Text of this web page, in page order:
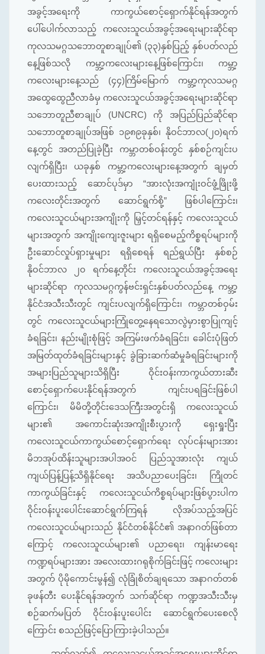
အခွင့်အရေးကို ကာကွယ်စောင့်ရှောက်နိုင်ရန်အတွက်
ပေါ်ပေါက်လာသည့် ကလေးသူငယ်အခွင့်အရေးများဆိုင်ရာ
ကုလသမဂ္ဂသဘောတူစာချုပ်၏ (၃၃)နှစ်ပြည့် နှစ်ပတ်လည်
နေ့ဖြစ်သလို ကမ္ဘာ့ကလေးများနေ့ဖြစ်‌ကြောင်း၊ ကမ္ဘာ့
ကလေးများနေ့သည် (၄၄)ကြိမ်မြောက် ကမ္ဘာ့ကုလသမဂ္ဂ
အထွေထွေညီလာခံမှ ကလေးသူငယ်အခွင့်အရေးများဆိုင်ရာ
သဘောတူညီစာချုပ် (UNCRC) ကို အပြည်ပြည်ဆိုင်ရာ
သဘောတူစာချုပ်အဖြစ် ၁၉၈၉ခုနှစ်၊ နိုဝင်ဘာလ(၂၀)ရက်
နေ့တွင် အတည်ပြုခဲ့ပြီး ကမ္ဘာတစ်ဝန်းတွင် နှစ်စဉ်ကျင်းပ
လျက်ရှိပြီး၊ ယခုနှစ် ကမ္ဘာ့ကလေးများနေ့အတွက် ချမှတ်
ပေးထားသည့် ဆောင်ပုဒ်မှာ “အားလုံးအကျုံးဝင်ဖွံ့ဖြိုးဖို့
ကလေးတိုင်းအတွက် ဆောင်ရွက်စို့” ဖြစ်ပါကြောင်း၊
ကလေးသူငယ်များအကျိုးကို မြှင့်တင်ရန်နှင့် ကလေးသူငယ်
များအတွက် အကျိုးကျေးဇူးများ ရရှိစေမည့်ကိစ္စရပ်များကို
ဦးဆောင်လှုပ်ရှားမှုများ ရရှိစေရန် ရည်ရွယ်ပြီး နှစ်စဉ်
နိုဝင်ဘာလ ၂၀ ရက်နေ့တိုင်း ကလေးသူငယ်အခွင့်အရေး
များဆိုင်ရာ ကုလသမဂ္ဂကွန်ဗင်းရှင်းနှစ်ပတ်လည်နေ့ ကမ္ဘာ့
နိုင်ငံအသီးသီးတွင် ကျင်းပလျက်ရှိကြောင်း၊ ကမ္ဘာတစ်ဝှမ်း
တွင် ကလေးသူငယ်များကြုံတွေ့နေရသောလွဲမှားစွာပြုကျင့်
ခံရခြင်း၊ နည်းမျိုးစုံဖြင့် အကြမ်းဖက်ခံရခြင်း၊ ခေါင်းပုံဖြတ်
အမြတ်ထုတ်ခံရခြင်းများနှင့် ခွဲခြားဆက်ဆံမှုခံရခြင်းများကို
အများပြည်သူများသိရှိပြီး ဝိုင်းဝန်းကာကွယ်တားဆီး
စောင့်ရှောက်ပေးနိုင်ရန်အတွက် ကျင်းပရခြင်းဖြစ်ပါ
ကြောင်း၊ မိမိတို့တိုင်းဒေသကြီးအတွင်းရှိ ကလေးသူငယ်
များ၏ အကောင်းဆုံးအကျိုးစီးပွားကို ရှေးရှုးပြီး
ကလေးသူငယ်ကာကွယ်စောင့်ရှောက်ရေး လုပ်ငန်းများအား
မိဘအုပ်ထိန်းသူများအပါအဝင် ပြည်သူအားလုံး ကျယ်
ကျယ်ပြန့်ပြန့်သိရှိနိုင်ရေး အသိပညာပေးခြင်း၊ ကြိုတင်
ကာကွယ်ခြင်းနှင့် ကလေးသူငယ်ကိစ္စရပ်များဖြစ်ပွားပါက
ဝိုင်းဝန်းပူးပေါင်းဆောင်ရွက်ကြရန် လိုအပ်သည့်အပြင်
ကလေးသူငယ်များသည် နိုင်ငံတစ်နိုင်ငံ၏ အနာဂတ်ဖြစ်တာ
ကြောင့် ကလေးသူငယ်များ၏ ပညာရေး၊ ကျန်းမာရေး
ကဏ္ဍရပ်များအား အလေးထားဂရုစိုက်ခြင်းဖြင့် ကလေးများ
အတွက် ပိုမိုကောင်းမွန်၍ လုံခြုံစိတ်ချရသော အနာဂတ်တစ်
ခုဖန်တီး‌ ပေးနိုင်ရန်အတွက် သက်ဆိုင်ရာ ကဏ္ဍအသီးသီးမှ
စဉ်ဆက်မပြတ် ဝိုင်းဝန်းပူးပေါင်း ဆောင်ရွက်ပေးစေလို
ကြောင်း စသည်ဖြင့်ပြောကြားခဲ့ပါသည်။